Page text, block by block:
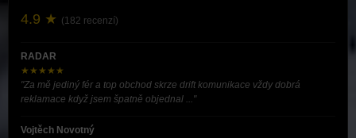
4.9 ★ (182 recenzí)
RADAR
★★★★★
"Za mě jediný fér a top obchod skrze drift komunikace vždy dobrá
reklamace když jsem špatně objednal ..."
Vojtěch Novotný